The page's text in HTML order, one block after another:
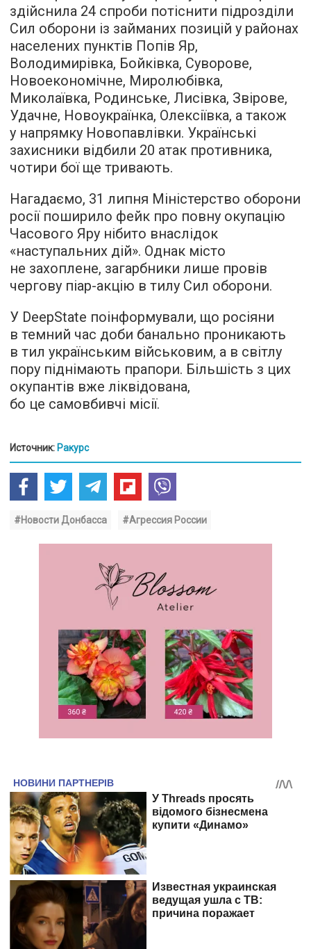
здійснила 24 спроби потіснити підрозділи
Сил оборони із займаних позицій у районах
населених пунктів Попів Яр,
Володимирівка, Бойківка, Суворове,
Новоекономічне, Миролюбівка,
Миколаївка, Родинське, Лисівка, Звірове,
Удачне, Новоукраїнка, Олексіївка, а також
у напрямку Новопавлівки. Українські
захисники відбили 20 атак противника,
чотири бої ще тривають.
Нагадаємо, 31 липня Міністерство оборони
росії поширило фейк про повну окупацію
Часового Яру нібито внаслідок
«наступальних дій». Однак місто
не захоплене, загарбники лише провів
чергову піар-акцію в тилу Сил оборони.
У DeepState поінформували, що росіяни
в темний час доби банально проникають
в тил українським військовим, а в світлу
пору піднімають прапори. Більшість з цих
окупантів вже ліквідована,
бо це самовбивчі місії.
Источник: Ракурс
#Новости Донбасса #Агрессия России